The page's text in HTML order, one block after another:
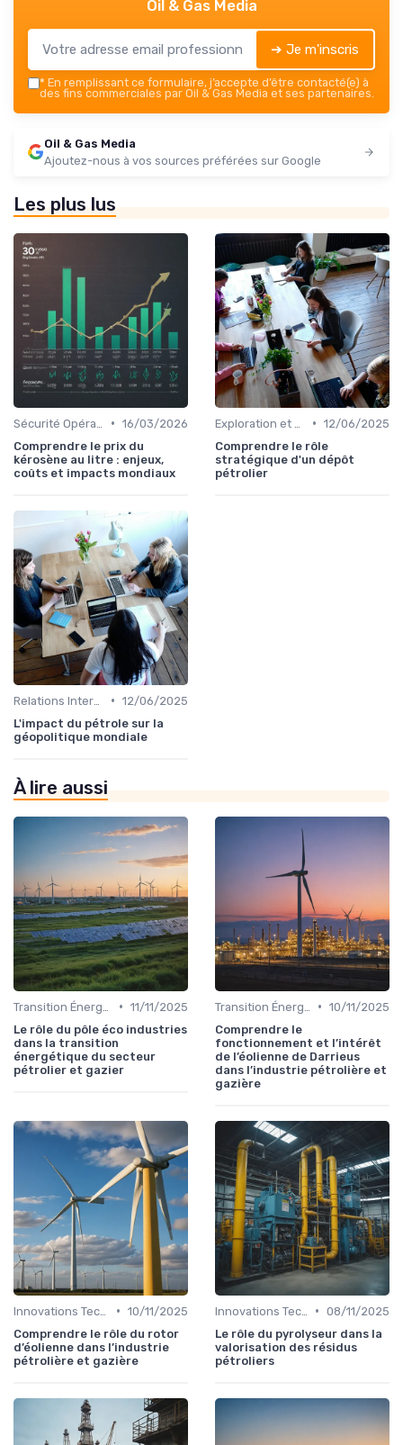
Oil & Gas Media
➔ Je m'inscris
* En remplissant ce formulaire, j’accepte d’être contacté(e) à
des fins commerciales par Oil & Gas Media et ses partenaires.
Oil & Gas Media
Ajoutez-nous à vos sources préférées sur Google
Les plus lus
• 16/03/2026
Comprendre le prix du
kérosène au litre : enjeux,
coûts et impacts mondiaux
• 12/06/2025
Comprendre le rôle
stratégique d'un dépôt
pétrolier
• 12/06/2025
L'impact du pétrole sur la
géopolitique mondiale
À lire aussi
• 11/11/2025
Le rôle du pôle éco industries
dans la transition
énergétique du secteur
pétrolier et gazier
• 10/11/2025
Comprendre le
fonctionnement et l’intérêt
de l’éolienne de Darrieus
dans l’industrie pétrolière et
gazière
• 10/11/2025
Comprendre le rôle du rotor
d’éolienne dans l’industrie
pétrolière et gazière
• 08/11/2025
Le rôle du pyrolyseur dans la
valorisation des résidus
pétroliers